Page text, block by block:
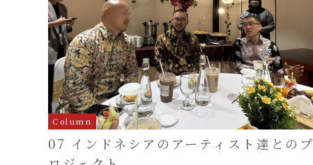
Column
07 インドネシアのアーティスト達とのプ